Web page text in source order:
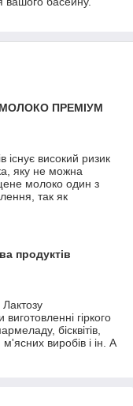
ПРЕМІУМ
існує високий ризик
яку не можна
молоко один з
так як
продуктів
гіркого
бісквітів,
м'ясних виробів і ін. А